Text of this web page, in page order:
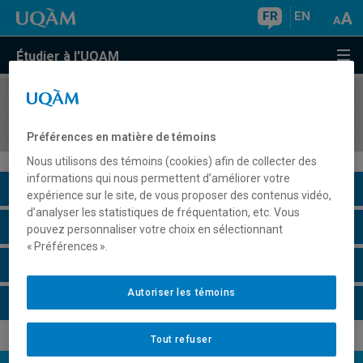
FR EN
Étudier à l'UQAM
COURS//
Description du cours
Horaire - Été 2026
Préférences en matière de témoins
Nous utilisons des témoins (cookies) afin de collecter des
informations qui nous permettent d’améliorer votre
expérience sur le site, de vous proposer des contenus vidéo,
d’analyser les statistiques de fréquentation, etc. Vous
pouvez personnaliser votre choix en sélectionnant
« Préférences ».
Tout refuser
Autoriser les témoins